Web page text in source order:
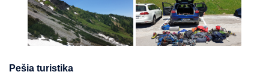
Pešia turistika